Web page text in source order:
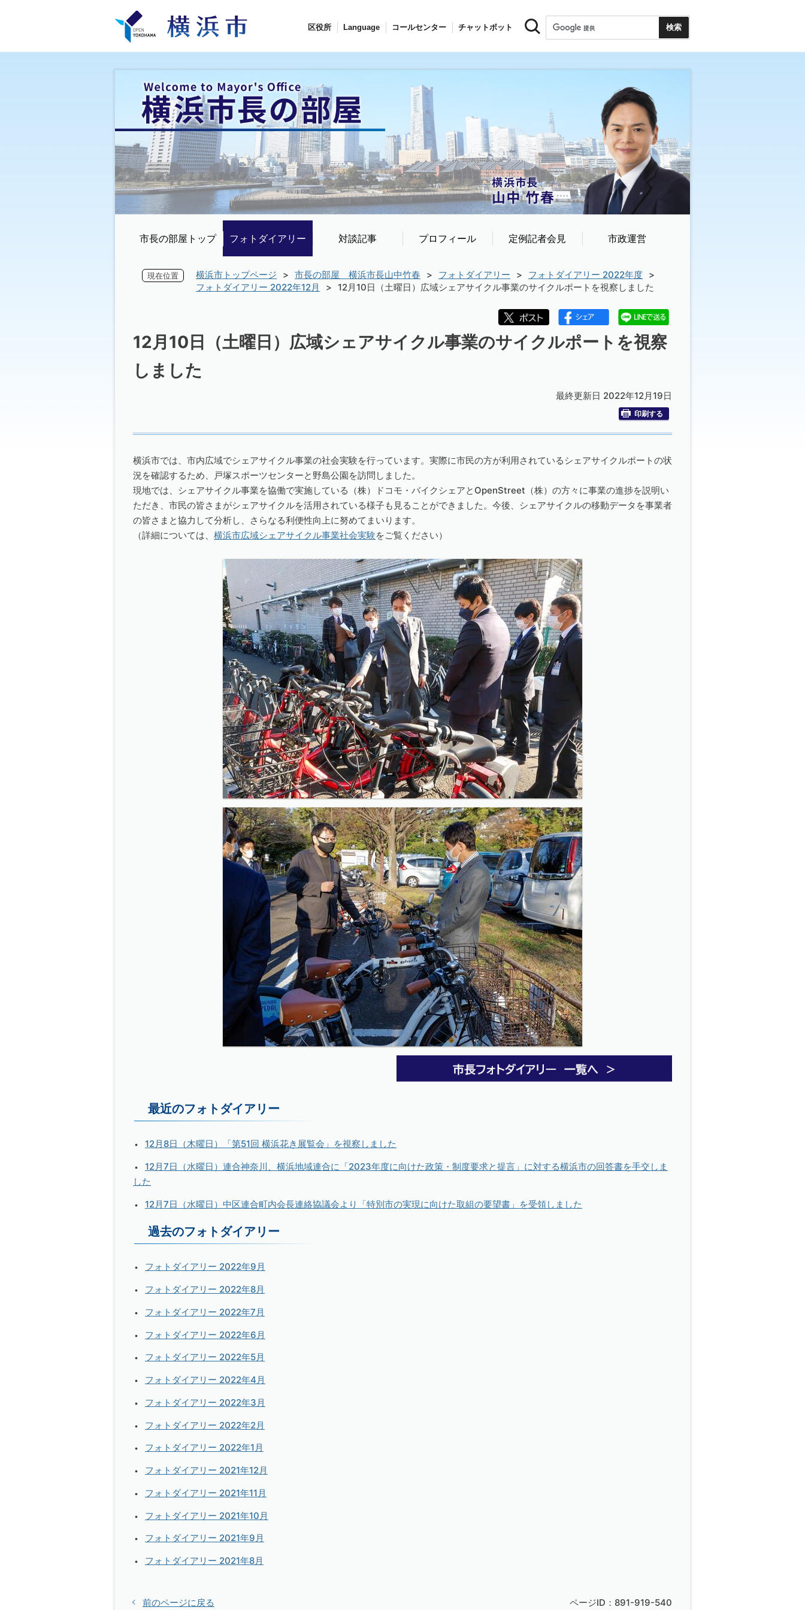
区役所 Language コールセンター チャットボット
市長の部屋トップ フォトダイアリー 対談記事 プロフィール 定例記者会見 市政運営
現在位置 横浜市トップページ 市長の部屋 横浜市長山中竹春 フォトダイアリー
フォトダイアリー 2022年度
フォトダイアリー 2022年12月
12月10日（土曜日）広域シェアサイクル事業のサイクルポートを視察しました
12月10日（土曜日）広域シェアサイクル事業のサイクルポートを視察
しました
最終更新日 2022年12月19日
印刷する
横浜市では、市内広域でシェアサイクル事業の社会実験を行っています。実際に市民の方が利用されているシェアサイクルポートの状
況を確認するため、戸塚スポーツセンターと野島公園を訪問しました。
現地では、シェアサイクル事業を協働で実施している（株）ドコモ・バイクシェアとOpenStreet（株）の方々に事業の進捗を説明い
ただき、市民の皆さまがシェアサイクルを活用されている様子も見ることができました。今後、シェアサイクルの移動データを事業者
の皆さまと協力して分析し、さらなる利便性向上に努めてまいります。
（詳細については、 横浜市広域シェアサイクル事業社会実験をご覧ください）
最近のフォトダイアリー
12月8日（木曜日）「第51回 横浜花き展覧会」を視察しました
12月7日（水曜日）連合神奈川、横浜地域連合に「2023年度に向けた政策・制度要求と提言」に対する横浜市の回答書を手交しま
した
12月7日（水曜日）中区連合町内会長連絡協議会より「特別市の実現に向けた取組の要望書」を受領しました
過去のフォトダイアリー
フォトダイアリー 2022年9月
フォトダイアリー 2022年8月
フォトダイアリー 2022年7月
フォトダイアリー 2022年6月
フォトダイアリー 2022年5月
フォトダイアリー 2022年4月
フォトダイアリー 2022年3月
フォトダイアリー 2022年2月
フォトダイアリー 2022年1月
フォトダイアリー 2021年12月
フォトダイアリー 2021年11月
フォトダイアリー 2021年10月
フォトダイアリー 2021年9月
フォトダイアリー 2021年8月
前のページに戻る ページID：891-919-540